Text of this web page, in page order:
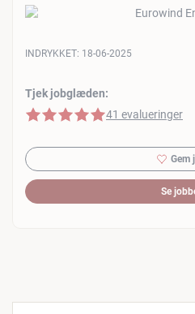
Tjek jobglæden:
5 af 5 stjerner
41 evalueringer
INDRYKKET: 18-06-2025
Gem
Se